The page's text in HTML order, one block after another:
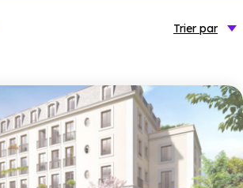
: PTZ, TVA réduitedans certains cas,
réduits, bonnes performances
constructeur, etc.
Trier par